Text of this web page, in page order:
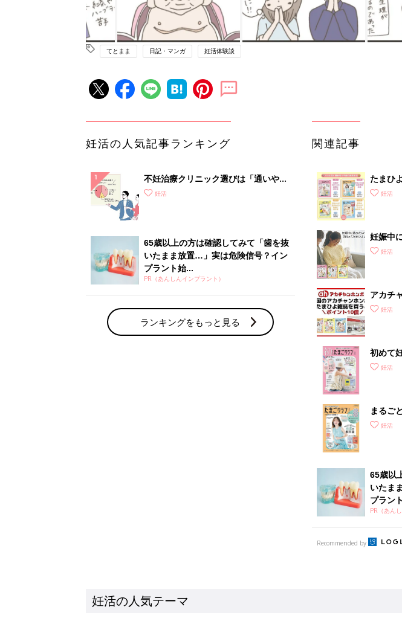
てとまま 日記・マンガ 妊活体験談
妊活の人気記事ランキング
不妊治療クリニック選びは「通いやす
さ」が大切！選び方、重要3カ条っ
妊活
65歳以上の方は確認してみて「歯を抜
いたまま放置…」実は危険信号？イン
プラント始...
PR（あんしんインプラント）
ランキングをもっと見る
関連記事
たまひ
妊活
妊娠中
よ」妊活
アカチ
うとポ
妊活
初めて
ったら
妊活
まるご
クラブ
妊活
65歳以
いたま
プラン
PR（あん
Recommended by
妊活の人気テーマ